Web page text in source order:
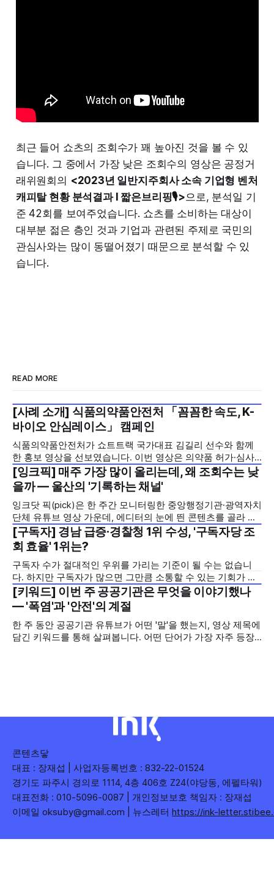
최근 들어 쇼츠의 조회수가 꽤 높아진 것을 볼 수 있
습니다. 그 중에서 가장 낮은 조회수의 영상은 공정거
래위원회의 <2023년 일반지주회사 소속 기업형 벤처
캐피탈 현황 분석결과 I 짧은브리핑🎙>으로, 분석일 기
준 42회를 보여주었습니다. 쇼츠를 소비하는 대상이
대부분 젊은 층인 것과 기업과 관련된 주제로 국민의
관심사와는 많이 동떨어졌기 때문으로 분석할 수 있
습니다.
READ MORE
2026년 7월 5주
[사례 소개] 식품의약품안전처 「꼼꼼한 속도, K-
바이오 안심레이스」 캠페인
식품의약품안전처가 쇼트트랙 국가대표 김길리 선수와 함께
한 홍보 영상을 선보였습니다. 이번 영상은 의약품 허가·심사
기간을 기존 420일에서 240일로 단축한 정책을 국민에게 쉽
고 친근하게 알리기 위해 제작한 것으로, 딱딱하게 느껴질 수
있는 규제 정책을, 빙판 위에서 빠른 스피드와 꼼꼼한 준비를
모두 갖춘 김길리 선수의 이미지에 빗대어 풀어낸 것이 특징입
니다. '빠르지만
2026년 7월 5주
[잉크픽] 매주 가장 많이 올리는데, 왜 조회수는 낮
을까 — 울산의 '기록하는 채널'
잉크닷 픽(pick)은 한 주간 모니터링한 중앙행정기관·광역자치
단체 유튜브 영상 가운데, 에디터의 눈에 띈 콘텐츠를 골라 그
시도와 의미를 들여다보는 코너입니다. 조회수 순위표 맨 위에
오르지는 못했지만, 다른 채널이 가지 않은 길을 택한 콘텐츠
를 소개합니다. 이번 주는 특정 영상 한 편이 아니라, 채널 하나
의 '변화'를 이야기하려
2026년 7월 5주
[구독자] 경남 급증·경찰청 1위 수성, '구독자당 조
회 효율' 1위는?
구독자 수가 절대적인 우위를 가리는 기준이 될 수는 없습니
다. 하지만 구독자가 많으면 그만큼 소통할 수 있는 기회가 많
아집니다. 소통은 곧 채널의 신뢰로 이어집니다. 억지로 구독
자를 확보하기보다는 소통하는, 그래서 충성도 높은 구독자를
다수 확보하길 바라는 마음을 담아, 중앙행정기관과 광역자치
단체 유튜브 채널의 구독자를 월 단위로 분석합니다. 중앙행정
기관과 광역자치단체 유튜브 채널의 구독자를 통합하여
2026년 7월 5주
[키워드] 이번 주 공공기관은 무엇을 이야기했나
— '폭염'과 '안전'의 계절
한 주 동안 공공기관 유튜브가 어떤 '말'을 했는지, 영상 제목에
담긴 키워드를 통해 살펴봅니다. 어떤 단어가 가장 자주 등장
콘텐츠닿
대표 : 장재섭 | 사업자등록번호 : 832-22-01524
경기도 파주시 경의로 1114, 4층 406호 Z24(야당동, 에펠타워)
대표전화 : 010-5096-0087 | 개인정보보호 책임자 : 장재섭
이메일 oksuby@gmail.com | 뉴스레터 https://ink-